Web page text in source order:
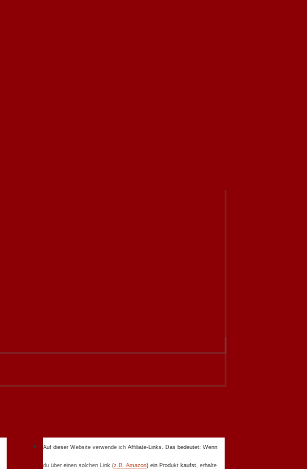
Auf dieser Website verwende ich Affiliate-Links. Das bedeutet: Wenn
du über einen solchen Link (z.B. Amazon) ein Produkt kaufst, erhalte